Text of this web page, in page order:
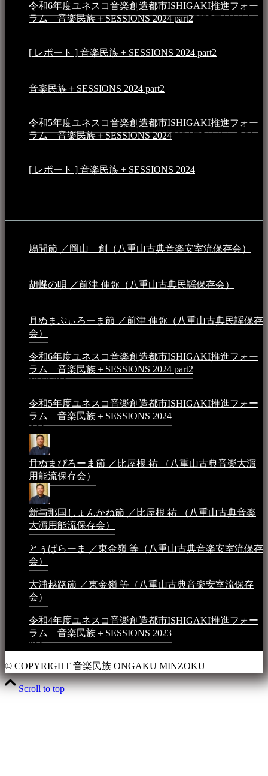
令和6年度ユネスコ音楽創造都市ISHIGAKI推進フォー
ラム 音楽民族＋SESSIONS 2024 part22025年1月1日 -
10:50 PM
[ レポート ] 音楽民族 + SESSIONS 2024 part2
月25日 - 9:13 PM
音楽民族＋SESSIONS 2024 part2
PM
令和5年度ユネスコ音楽創造都市ISHIGAKI推進フォー
ラム 音楽民族＋SESSIONS 20242024年5月4日 - 7:21
AM
[ レポート ] 音楽民族 + SESSIONS 2024
10:16 AM
鳩間節 ／岡山 創（八重山古典音楽安室流保存会）
2026年4月6日 - 1:13 AM
胡蝶の唄 ／前津 伸弥（八重山古典民謡保存会）
4月16日 - 3:48 PM
月ぬまぷぃろーま節 ／前津 伸弥（八重山古典民謡保存
会）2025年4月16日 - 3:48 PM
令和6年度ユネスコ音楽創造都市ISHIGAKI推進フォー
ラム 音楽民族＋SESSIONS 2024 part22025年1月1日 -
10:50 PM
令和5年度ユネスコ音楽創造都市ISHIGAKI推進フォー
ラム 音楽民族＋SESSIONS 20242024年5月4日 - 7:21
AM
月ぬまぴろーま節 ／比屋根 祐 （八重山古典音楽大濵
用能流保存会）2024年4月20日 - 5:19 PM
新与那国しょんかね節 ／比屋根 祐 （八重山古典音楽
大濵用能流保存会）2024年4月16日 - 3:57 PM
とぅばらーま ／東金嶺 等（八重山古典音楽安室流保存
会）2023年5月5日 - 10:08 PM
大浦越路節 ／東金嶺 等（八重山古典音楽安室流保存
会）2023年5月5日 - 10:03 PM
令和4年度ユネスコ音楽創造都市ISHIGAKI推進フォー
ラム 音楽民族＋SESSIONS 20232023年4月4日 - 11:36
PM
© COPYRIGHT 音楽民族 ONGAKU MINZOKU
Scroll to top